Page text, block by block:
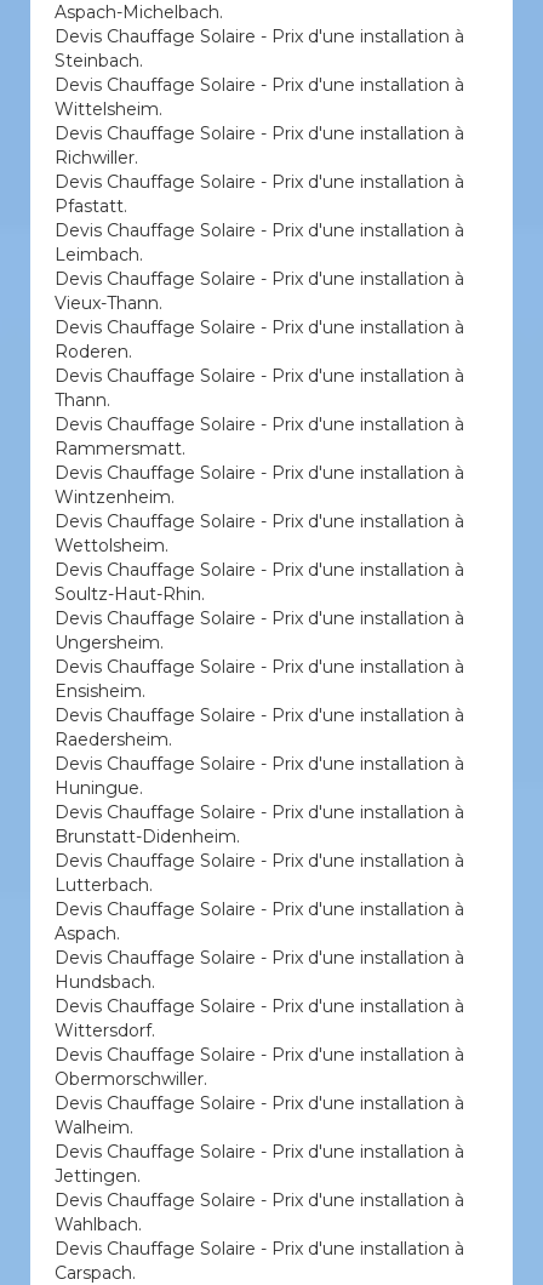
Aspach-Michelbach.
Devis Chauffage Solaire - Prix d'une installation à
Steinbach.
Devis Chauffage Solaire - Prix d'une installation à
Wittelsheim.
Devis Chauffage Solaire - Prix d'une installation à
Richwiller.
Devis Chauffage Solaire - Prix d'une installation à
Pfastatt.
Devis Chauffage Solaire - Prix d'une installation à
Leimbach.
Devis Chauffage Solaire - Prix d'une installation à
Vieux-Thann.
Devis Chauffage Solaire - Prix d'une installation à
Roderen.
Devis Chauffage Solaire - Prix d'une installation à
Thann.
Devis Chauffage Solaire - Prix d'une installation à
Rammersmatt.
Devis Chauffage Solaire - Prix d'une installation à
Wintzenheim.
Devis Chauffage Solaire - Prix d'une installation à
Wettolsheim.
Devis Chauffage Solaire - Prix d'une installation à
Soultz-Haut-Rhin.
Devis Chauffage Solaire - Prix d'une installation à
Ungersheim.
Devis Chauffage Solaire - Prix d'une installation à
Ensisheim.
Devis Chauffage Solaire - Prix d'une installation à
Raedersheim.
Devis Chauffage Solaire - Prix d'une installation à
Huningue.
Devis Chauffage Solaire - Prix d'une installation à
Brunstatt-Didenheim.
Devis Chauffage Solaire - Prix d'une installation à
Lutterbach.
Devis Chauffage Solaire - Prix d'une installation à
Aspach.
Devis Chauffage Solaire - Prix d'une installation à
Hundsbach.
Devis Chauffage Solaire - Prix d'une installation à
Wittersdorf.
Devis Chauffage Solaire - Prix d'une installation à
Obermorschwiller.
Devis Chauffage Solaire - Prix d'une installation à
Walheim.
Devis Chauffage Solaire - Prix d'une installation à
Jettingen.
Devis Chauffage Solaire - Prix d'une installation à
Wahlbach.
Devis Chauffage Solaire - Prix d'une installation à
Carspach.